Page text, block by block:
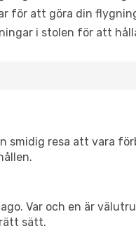
för att göra din
i stolen för att
resa att vara
Var och en är
sätt.